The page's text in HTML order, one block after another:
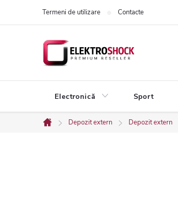
Termeni de utilizare Contacte
Electronică Sport
Acasă
Depozit extern Depozit extern